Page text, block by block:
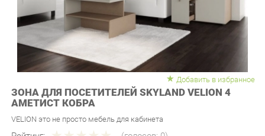
ЗОНА ДЛЯ ПОСЕТИТЕЛЕЙ SKYLAND VELION 4
АМЕТИСТ КОБРА
VELION это не просто мебель для кабинета
Рейтинг: (голосов:0)